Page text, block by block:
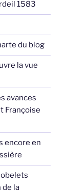
1583
du blog
la vue
avances
Françoise
encore en
de la